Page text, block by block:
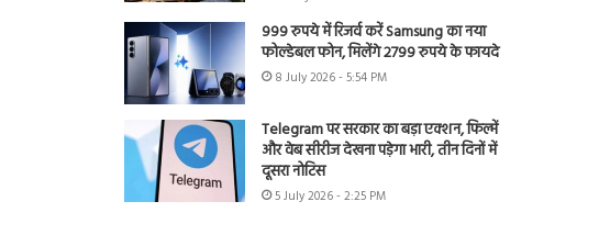
999 रुपये में रिजर्व करें Samsung का नया
फोल्डेबल फोन, मिलेंगे 2799 रुपये के फायदे
8 July 2026 - 5:54 PM
Telegram पर सरकार का बड़ा एक्शन, फिल्में
और वेब सीरीज देखना पड़ेगा भारी, तीन दिनों में
दूसरा नोटिस
5 July 2026 - 2:25 PM